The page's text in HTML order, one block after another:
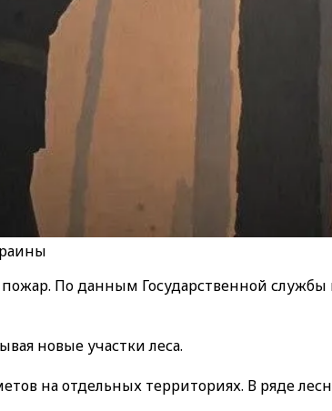
По данным Государственной
новые участки леса.
на отдельных территориях. В ряде